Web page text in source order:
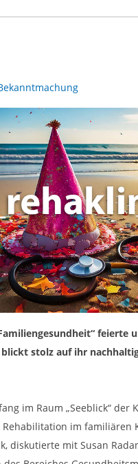
feierte
stolz auf ihr
im Raum „Seeblick“
im familiären
diskutierte mit Susan